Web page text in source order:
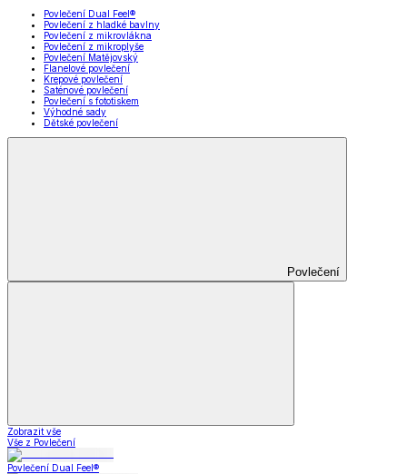
Povlečení Dual Feel®
Povlečení z hladké bavlny
Povlečení z mikrovlákna
Povlečení z mikroplyše
Povlečení Matějovský
Flanelové povlečení
Krepové povlečení
Saténové povlečení
Povlečení s fototiskem
Výhodné sady
Dětské povlečení
Povlečení
Zobrazit vše
Vše z Povlečení
Povlečení Dual Feel®